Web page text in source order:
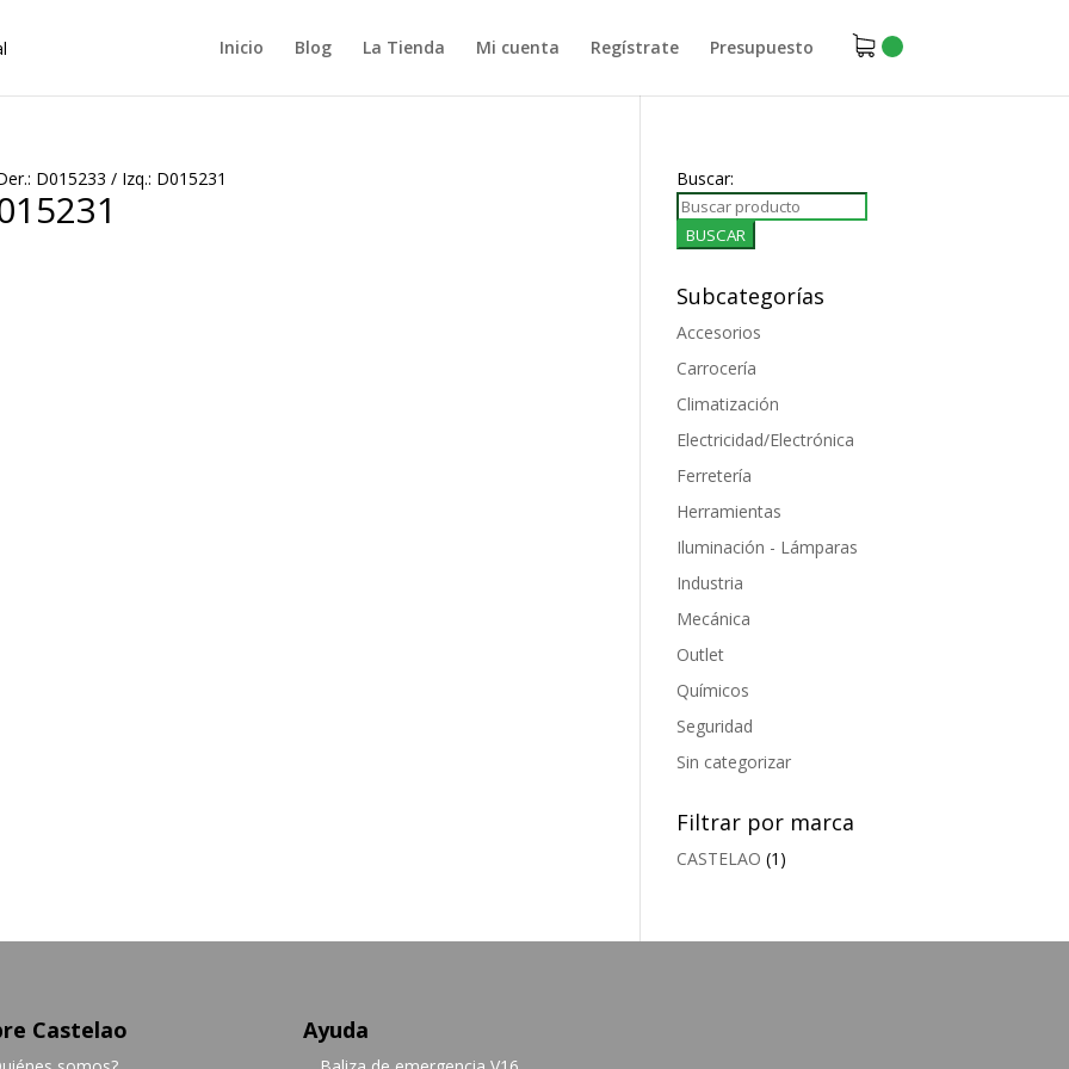
Inicio Blog La Tienda Mi cuenta Regístrate Presupuesto
D015233 / Izq.: D015231 Buscar:
Subcategorías
Accesorios
Carrocería
Climatización
Electricidad/Electrónica
Ferretería
Herramientas
Iluminación - Lámparas
Industria
Mecánica
Outlet
Químicos
Seguridad
Sin categorizar
Filtrar por marca
CASTELAO (1)
Castelao Ayuda